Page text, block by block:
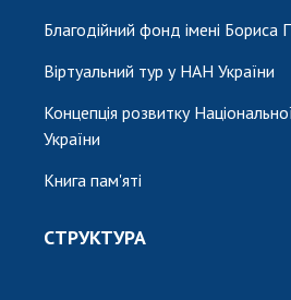
Благодійний фонд імені Бориса
Віртуальний тур у НАН України
Концепція розвитку
України
Книга пам'яті
СТРУКТУРА